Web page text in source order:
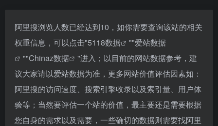
阿里搜浏览人数已经达到10，如你需要查询该站的相关
权重信息，可以点击"5118数据 ""爱站数据
""Chinaz数据
"进入；以目前的网站数据参考，建
议大家请以爱站数据为准，更多网站价值评估因素如：
阿里搜的访问速度、搜索引擎收录以及索引量、用户体
验等；当然要评估一个站的价值，最主要还是需要根据
您自身的需求以及需要，一些确切的数据则需要找阿里